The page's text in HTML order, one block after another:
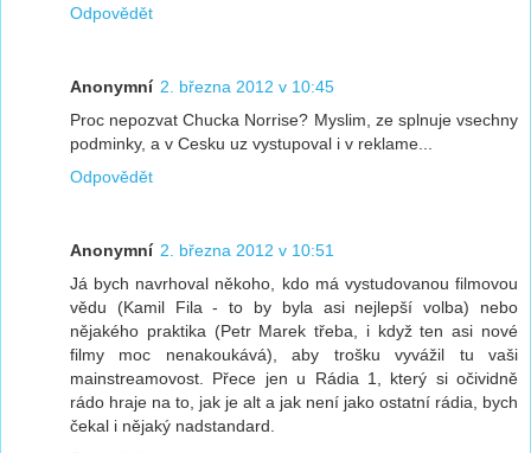
Odpovědět
Anonymní 2. března 2012 v 10:45
Proc nepozvat Chucka Norrise? Myslim, ze splnuje vsechny
podminky, a v Cesku uz vystupoval i v reklame...
Odpovědět
Anonymní 2. března 2012 v 10:51
Já bych navrhoval někoho, kdo má vystudovanou filmovou
vědu (Kamil Fila - to by byla asi nejlepší volba) nebo
nějakého praktika (Petr Marek třeba, i když ten asi nové
filmy moc nenakoukává), aby trošku vyvážil tu vaši
mainstreamovost. Přece jen u Rádia 1, který si očividně
rádo hraje na to, jak je alt a jak není jako ostatní rádia, bych
čekal i nějaký nadstandard.